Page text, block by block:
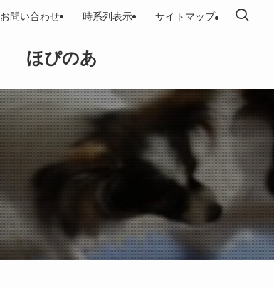
ほぴのあ
お問い合わせ 時系列表示 サイトマップ